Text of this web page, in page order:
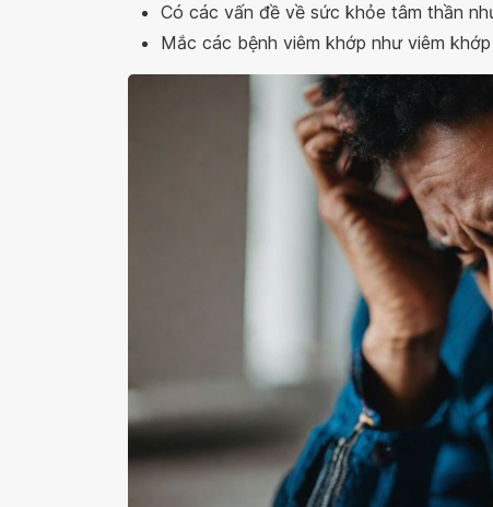
Có các vấn đề về sức khỏe tâm thần
Mắc các bệnh viêm khớp như viêm